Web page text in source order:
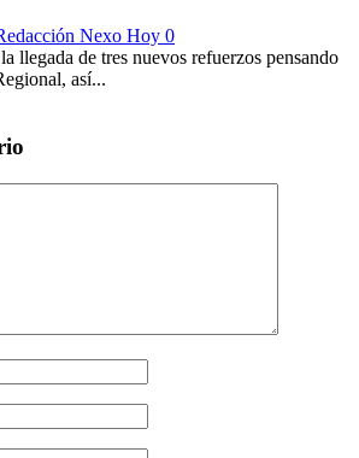
Nexo Hoy 0
llegada de tres nuevos refuerzos pensando
así...